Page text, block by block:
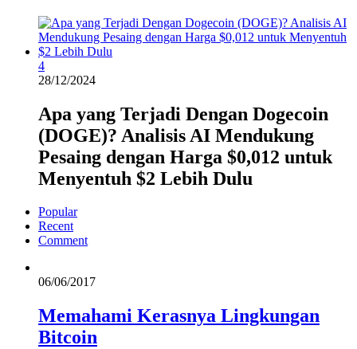
4
28/12/2024
Apa yang Terjadi Dengan Dogecoin
(DOGE)? Analisis AI Mendukung
Pesaing dengan Harga $0,012 untuk
Menyentuh $2 Lebih Dulu
Popular
Recent
Comment
06/06/2017
Memahami Kerasnya Lingkungan
Bitcoin